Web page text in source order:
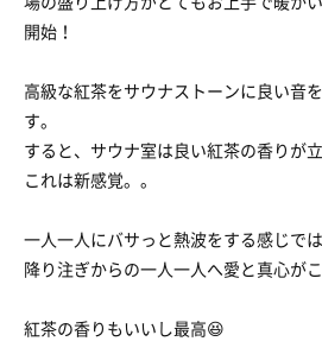
開始！
高級な紅茶をサウナストーンに良い音
す。
すると、サウナ室は良い紅茶の香りが立
これは新感覚。。
一人一人にバサっと熱波をする感じで
降り注ぎからの一人一人へ愛と真心が
紅茶の香りもいいし最高😆